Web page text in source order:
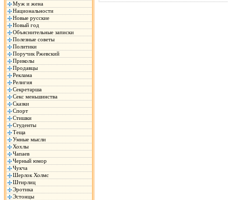
Муж и жена
Национальности
Новые русские
Новый год
Объяснительные записки
Полезные советы
Политики
Поручик Ржевский
Приколы
Продавцы
Реклама
Религия
Секретарша
Секс меньшинства
Сказки
Спорт
Стишки
Студенты
Теща
Умные мысли
Хохлы
Чапаев
Черный юмор
Чукча
Шерлок Холмс
Штирлиц
Эротика
Эстонцы